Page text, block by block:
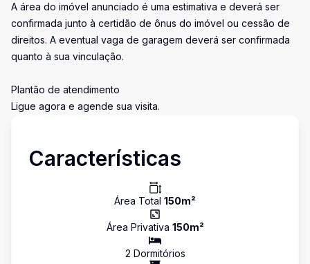
A área do imóvel anunciado é uma estimativa e deverá ser
confirmada junto à certidão de ônus do imóvel ou cessão de
direitos. A eventual vaga de garagem deverá ser confirmada
quanto à sua vinculação.
Plantão de atendimento
Ligue agora e agende sua visita.
Características
Área Total 150m²
Área Privativa 150m²
2 Dormitórios